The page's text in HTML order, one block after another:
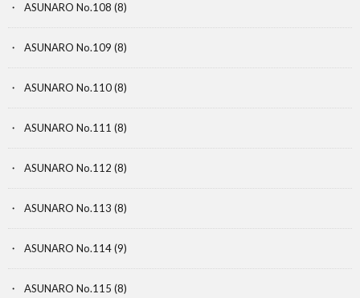
ASUNARO No.108 (8)
ASUNARO No.109 (8)
ASUNARO No.110(8)
ASUNARO No.111 (8)
ASUNARO No.112 (8)
ASUNARO No.113 (8)
ASUNARO No.114(9)
ASUNARO No.115 (8)